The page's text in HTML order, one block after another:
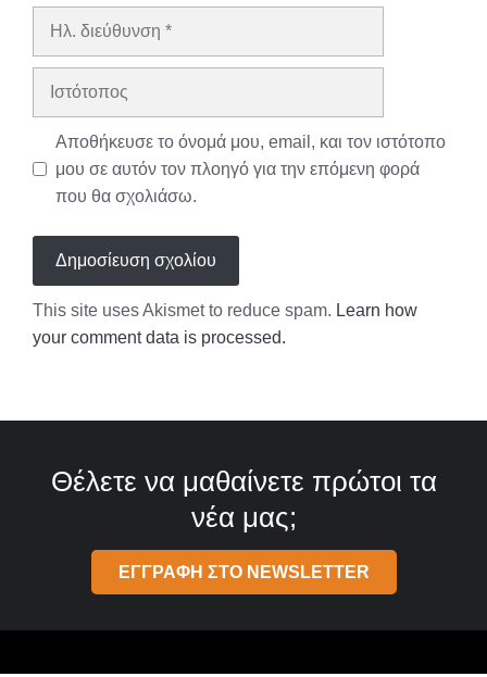
Ηλ.
Ιστότοπος
Αποθήκευσε το όνομά μου, email, και τον ιστότοπο
μου σε αυτόν τον πλοηγό για την επόμενη φορά
που θα σχολιάσω.
This site uses Akismet to reduce spam. Learn how
your comment data is processed.
Θέλετε να μαθαίνετε πρώτοι τα
νέα μας;
ΕΓΓΡΑΦΗ ΣΤΟ NEWSLETTER